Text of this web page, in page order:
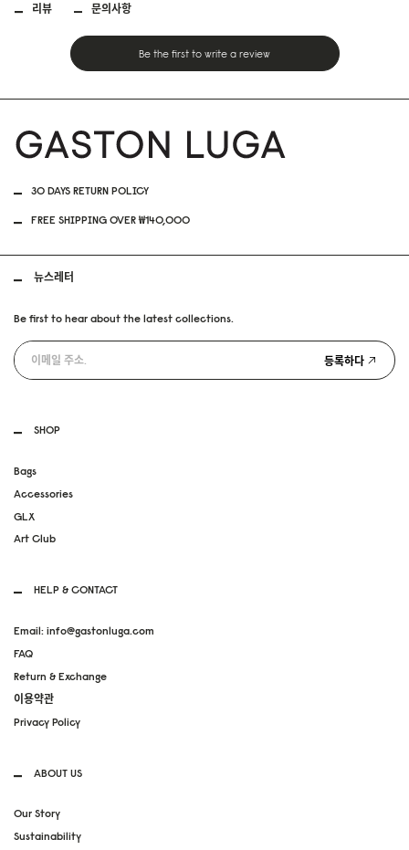
리뷰 문의사항
Be the first to write a review
30 DAYS RETURN POLICY
FREE SHIPPING OVER ₩140,000
SHOP
Bags
Accessories
GLX
Art Club
HELP & CONTACT
Email: info@gastonluga.com
FAQ
Return & Exchange
이용약관
Privacy Policy
ABOUT US
Our Story
Sustainability
뉴스레터
Be first to hear about the latest collections.
등록하다